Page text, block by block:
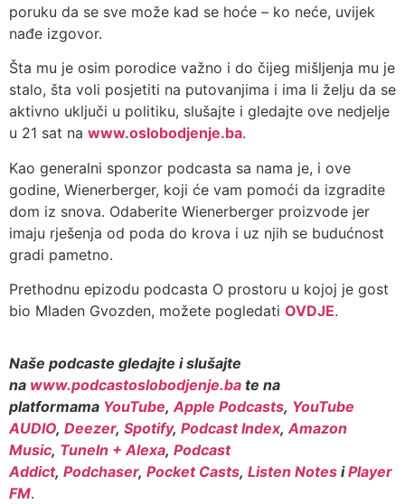
poruku da se sve može kad se hoće – ko neće, uvijek
nađe izgovor.
Šta mu je osim porodice važno i do čijeg mišljenja mu je
stalo, šta voli posjetiti na putovanjima i ima li želju da se
aktivno uključi u politiku, slušajte i gledajte ove nedjelje
u 21 sat na www.oslobodjenje.ba.
Kao generalni sponzor podcasta sa nama je, i ove
godine, Wienerberger, koji će vam pomoći da izgradite
dom iz snova. Odaberite Wienerberger proizvode jer
imaju rješenja od poda do krova i uz njih se budućnost
gradi pametno.
Prethodnu epizodu podcasta O prostoru u kojoj je gost
bio Mladen Gvozden, možete pogledati OVDJE.
Naše podcaste gledajte i slušajte
na www.podcastoslobodjenje.ba te na
platformama YouTube,Apple Podcasts, YouTube
AUDIO, Deezer, Spotify, Podcast Index,Amazon
Music, TuneIn + Alexa, Podcast
Addict, Podchaser, Pocket Casts, Listen Notes iPlayer
FM.